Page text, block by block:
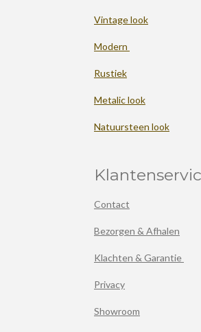
Vintage look
Modern
Rustiek
Metalic look
Natuursteen look
Contact
Bezorgen & Afhalen
Klachten & Garantie
Privacy
Showroom